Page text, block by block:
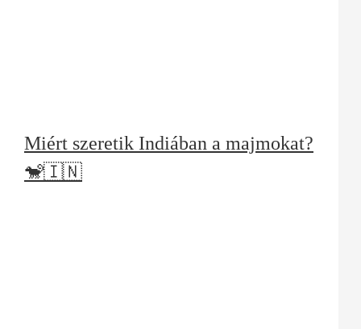
Miért szeretik Indiában a majmokat?
🐒🇮🇳